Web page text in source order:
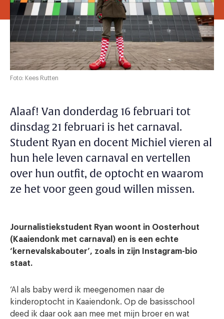
Foto: Kees Rutten
Alaaf! Van donderdag 16 februari tot
dinsdag 21 februari is het carnaval.
Student Ryan en docent Michiel vieren al
hun hele leven carnaval en vertellen
over hun outfit, de optocht en waarom
ze het voor geen goud willen missen.
Journalistiekstudent Ryan woont in Oosterhout
(Kaaiendonk met carnaval) en is een echte
‘kernevalskabouter’, zoals in zijn Instagram-bio
staat.
‘Al als baby werd ik meegenomen naar de
kinderoptocht in Kaaiendonk. Op de basisschool
deed ik daar ook aan mee met mijn broer en wat